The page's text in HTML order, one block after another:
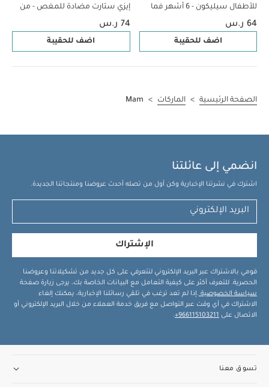
للأطفال سيليكون - 6 أشهر فما
فوق | بطبعة حيوانات برية، أزرق -
190 مل - عبوة من قطعة واحدة
64 ر.س
اضف للحقيبة
إيزي ستارت مضادة للمغص - من
بينك - 160 مل - عبوة من قطعة
74 ر.س
اضف للحقيبة
الصفحة الرئيسية > الماركات >
Mam
انضمي إلى عائلتنا
اشترك في نشرتنا الإخبارية وكن أول من تصله أحدث عروضنا ومنتجاتنا الجديدة.
الإشتراك
قومي بالاشتراك عبر البريد الإلكتروني لتتعرفي على كل جديد من تشكيلاتنا وعروضنا
الحصرية. للتعرف أكثر على كيفية التعامل مع البيانات الخاصة بك، يرجى زيارة صفحة
سياسة الخصوصية .إذا لم تعد ترغب في تلقي رسائلنا الإخبارية، يمكنك إلغاء
الاشتراك في أي وقت عبر التواصل مع فريق خدمة العملاء من خلال البريد الإلكتروني أو
الاتصال على 966115103211+
.
تسوق معنا